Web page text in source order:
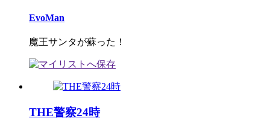
EvoMan
魔王サンタが蘇った！
THE警察24時